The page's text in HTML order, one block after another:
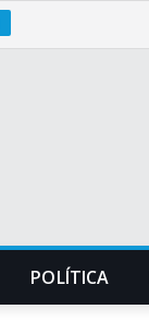
POLÍTICA